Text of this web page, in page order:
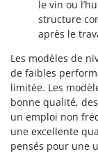
le vin ou
structure
après le
Les modèles de
de faibles
limitée. Les
bonne qualité,
un emploi non
une excellente
pensés pour une